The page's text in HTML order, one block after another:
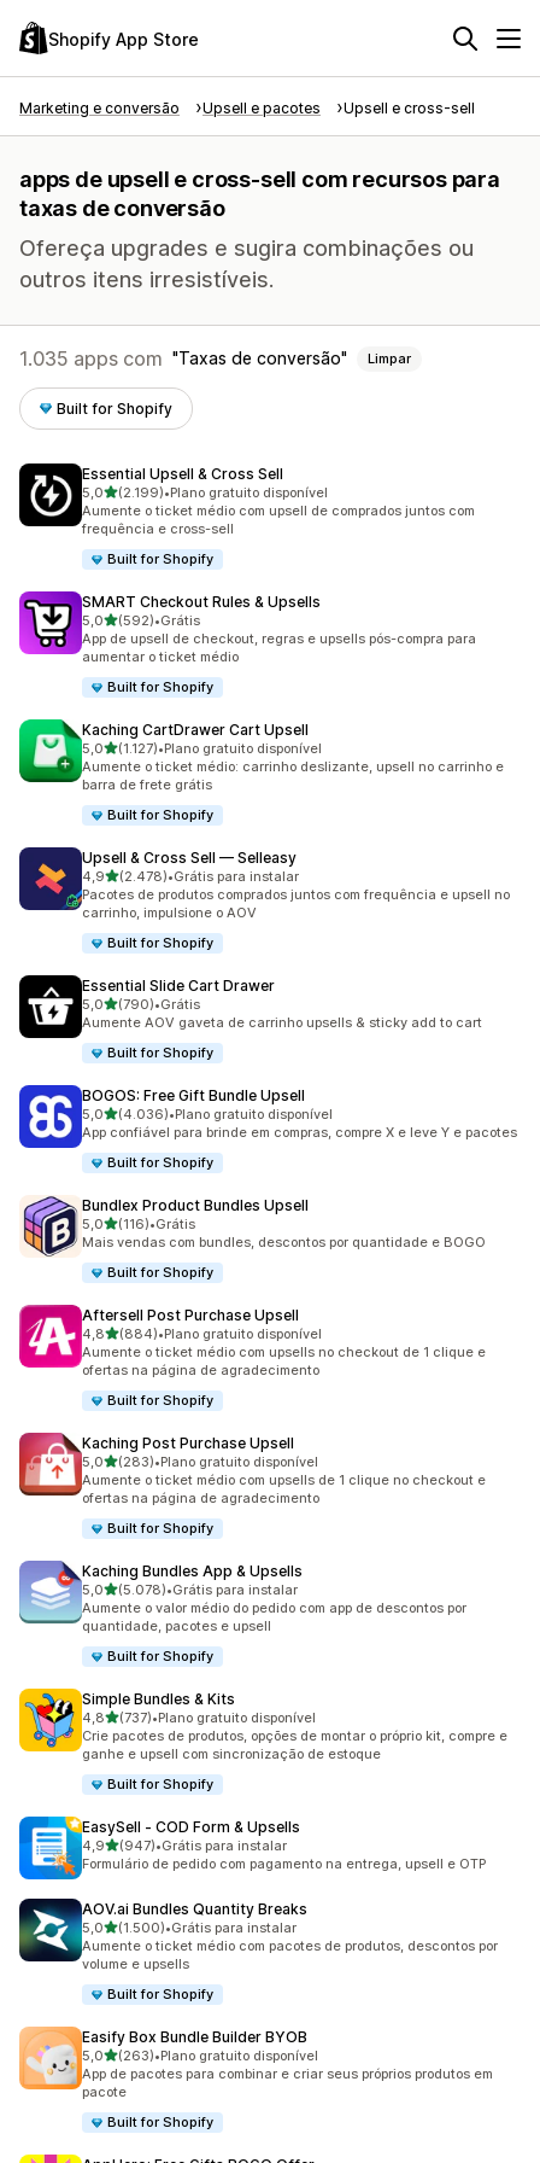
Shopify App Store
Marketing e conversão Upsell e pacotes Upsell e cross-sell
apps de upsell e cross-sell com recursos para
taxas de conversão
Ofereça upgrades e sugira combinações ou
outros itens irresistíveis.
1.035 apps com Taxas de conversão Limpar
Built for Shopify
Essential Upsell & Cross Sell
5,0de 5 estrelas
(2.199)
2199 avaliações ao todo
•Plano gratuito disponível
Aumente o ticket médio com upsell de comprados juntos com
frequência e cross-sell
Built for Shopify
SMART Checkout Rules & Upsells
5,0de 5 estrelas
(592)
592 avaliações ao todo
•Grátis
App de upsell de checkout, regras e upsells pós-compra para
aumentar o ticket médio
Built for Shopify
Kaching CartDrawer Cart Upsell
5,0de 5 estrelas
(1.127)
1127 avaliações ao todo
•Plano gratuito disponível
Aumente o ticket médio: carrinho deslizante, upsell no carrinho e
barra de frete grátis
Built for Shopify
Upsell & Cross Sell — Selleasy
4,9de 5 estrelas
(2.478)
2478 avaliações ao todo
•Grátis para instalar
Pacotes de produtos comprados juntos com frequência e upsell no
carrinho, impulsione o AOV
Built for Shopify
Essential Slide Cart Drawer
5,0de 5 estrelas
(790)
790 avaliações ao todo
•Grátis
Aumente AOV gaveta de carrinho upsells & sticky add to cart
Built for Shopify
BOGOS: Free Gift Bundle Upsell
5,0de 5 estrelas
(4.036)
4036 avaliações ao todo
•Plano gratuito disponível
App confiável para brinde em compras, compre X e leve Y e pacotes
Built for Shopify
Bundlex Product Bundles Upsell
5,0de 5 estrelas
(116)
116 avaliações ao todo
•Grátis
Mais vendas com bundles, descontos por quantidade e BOGO
Built for Shopify
Aftersell Post Purchase Upsell
4,8de 5 estrelas
(884)
884 avaliações ao todo
•Plano gratuito disponível
Aumente o ticket médio com upsells no checkout de 1 clique e
ofertas na página de agradecimento
Built for Shopify
Kaching Post Purchase Upsell
5,0de 5 estrelas
(283)
283 avaliações ao todo
•Plano gratuito disponível
Aumente o ticket médio com upsells de 1 clique no checkout e
ofertas na página de agradecimento
Built for Shopify
Kaching Bundles App & Upsells
5,0de 5 estrelas
(5.078)
5078 avaliações ao todo
•Grátis para instalar
Aumente o valor médio do pedido com app de descontos por
quantidade, pacotes e upsell
Built for Shopify
Simple Bundles & Kits
4,8de 5 estrelas
(737)
737 avaliações ao todo
•Plano gratuito disponível
Crie pacotes de produtos, opções de montar o próprio kit, compre e
ganhe e upsell com sincronização de estoque
Built for Shopify
EasySell ‑ COD Form & Upsells
4,9de 5 estrelas
(947)
947 avaliações ao todo
•Grátis para instalar
Formulário de pedido com pagamento na entrega, upsell e OTP
AOV.ai Bundles Quantity Breaks
5,0de 5 estrelas
(1.500)
1500 avaliações ao todo
•Grátis para instalar
Aumente o ticket médio com pacotes de produtos, descontos por
volume e upsells
Built for Shopify
Easify Box Bundle Builder BYOB
5,0de 5 estrelas
(263)
263 avaliações ao todo
•Plano gratuito disponível
App de pacotes para combinar e criar seus próprios produtos em
pacote
Built for Shopify